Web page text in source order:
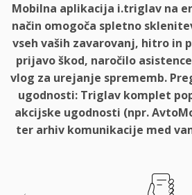
Mobilna aplikacija i.triglav na
način omogoča spletno
vseh vaših zavarovanj, hitro in
prijavo škod, naročilo
vlog za urejanje sprememb.
ugodnosti: Triglav komplet
akcijske ugodnosti (npr.
ter arhiv komunikacije med